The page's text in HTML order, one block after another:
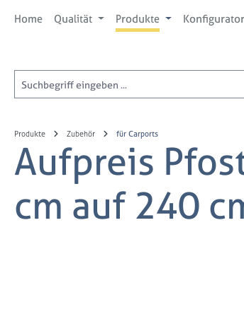
Hauptinhalt springen
Zur Suche springen
Zur Hauptnavigation springen
Home Qualität Produkte Konfigurator
Produkte Zubehör für Carports
Aufpreis
cm auf 240